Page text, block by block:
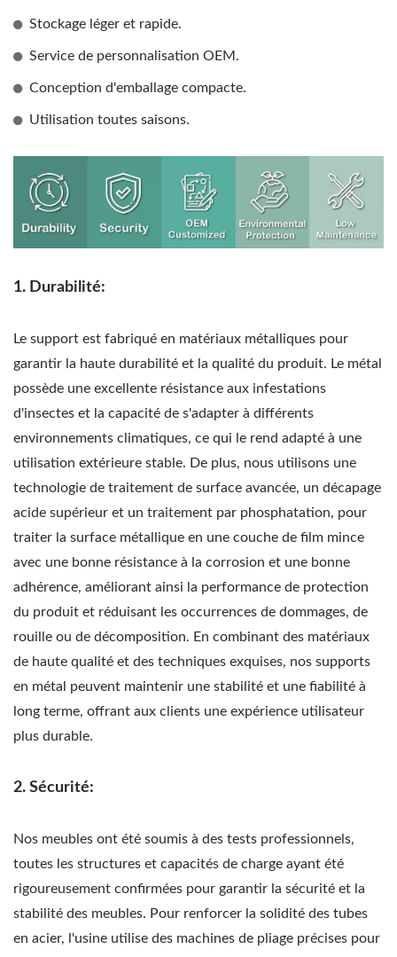
Stockage léger et rapide.
Service de personnalisation OEM.
Conception d'emballage compacte.
Utilisation toutes saisons.
1. Durabilité:
Le support est fabriqué en matériaux métalliques pour
garantir la haute durabilité et la qualité du produit. Le métal
possède une excellente résistance aux infestations
d'insectes et la capacité de s'adapter à différents
environnements climatiques, ce qui le rend adapté à une
utilisation extérieure stable. De plus, nous utilisons une
technologie de traitement de surface avancée, un décapage
acide supérieur et un traitement par phosphatation, pour
traiter la surface métallique en une couche de film mince
avec une bonne résistance à la corrosion et une bonne
adhérence, améliorant ainsi la performance de protection
du produit et réduisant les occurrences de dommages, de
rouille ou de décomposition. En combinant des matériaux
de haute qualité et des techniques exquises, nos supports
en métal peuvent maintenir une stabilité et une fiabilité à
long terme, offrant aux clients une expérience utilisateur
plus durable.
2. Sécurité:
Nos meubles ont été soumis à des tests professionnels,
toutes les structures et capacités de charge ayant été
rigoureusement confirmées pour garantir la sécurité et la
stabilité des meubles. Pour renforcer la solidité des tubes
en acier, l'usine utilise des machines de pliage précises pour